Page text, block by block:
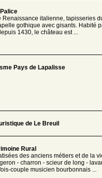
Renaissance italienne, tapisseries
gothique avec gisants. Habité
1430, le château est ...
Pays de Lapalisse
de Le Breuil
Rural
des anciens métiers et de la
- charron - scieur de long -
couple musicien bourbonnais ...